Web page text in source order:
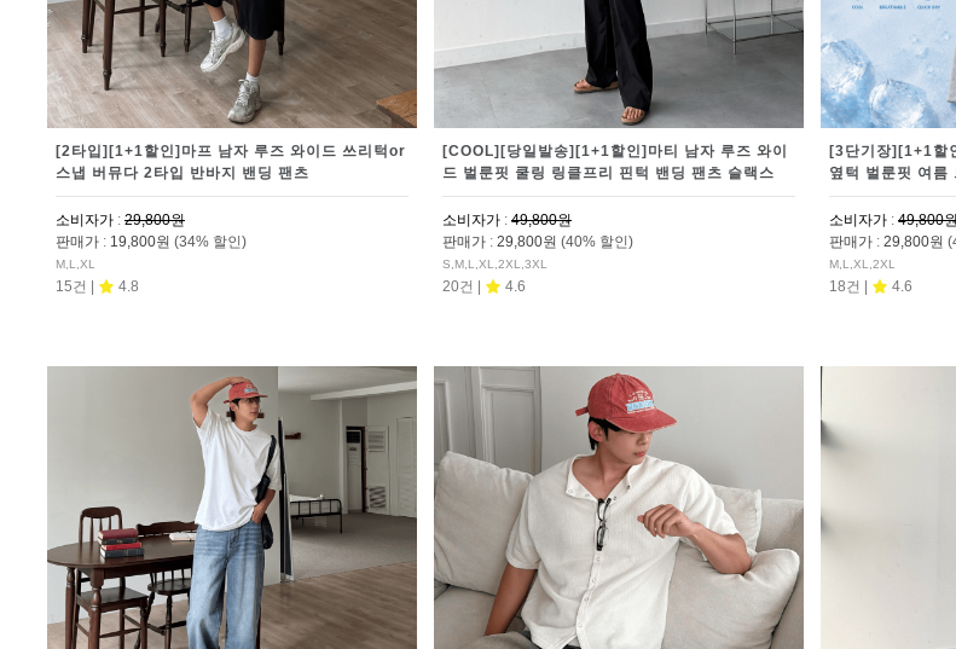
[2타입][1+1할인]마프 남자 루즈 와이드 쓰리턱or
스냅 버뮤다 2타입 반바지 밴딩 팬츠
소비자가 : 29,800원
판매가 : 19,800원 (34% 할인)
M,L,XL
15건 | 4.8
[COOL][당일발송][1+1할인]마티 남자 루즈 와이
드 벌룬핏 쿨링 링클프리 핀턱 밴딩 팬츠 슬랙스
소비자가 : 49,800원
판매가 : 29,800원 (40% 할인)
S,M,L,XL,2XL,3XL
20건 | 4.6
[3단기장][1+1할
옆턱 벌룬핏 여름
소비자가 : 49,800
판매가 : 29,800원
M,L,XL,2XL
18건 | 4.6